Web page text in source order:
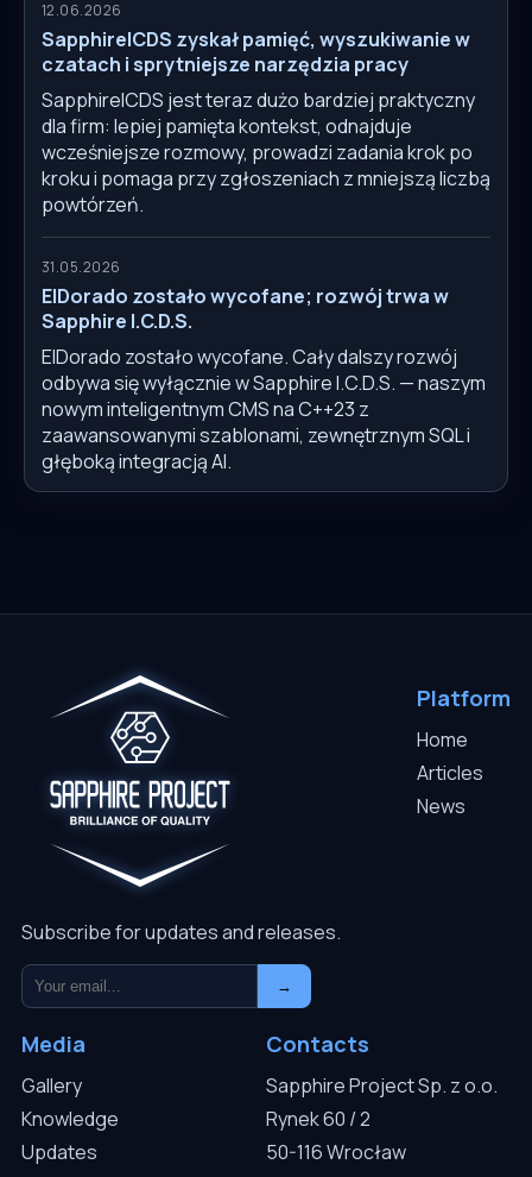
12.06.2026
SapphireICDS zyskał pamięć, wyszukiwanie w
czatach i sprytniejsze narzędzia pracy
SapphireICDS jest teraz dużo bardziej praktyczny
dla firm: lepiej pamięta kontekst, odnajduje
wcześniejsze rozmowy, prowadzi zadania krok po
kroku i pomaga przy zgłoszeniach z mniejszą liczbą
powtórzeń.
31.05.2026
ElDorado zostało wycofane; rozwój trwa w
Sapphire I.C.D.S.
ElDorado zostało wycofane. Cały dalszy rozwój
odbywa się wyłącznie w Sapphire I.C.D.S. — naszym
nowym inteligentnym CMS na C++23 z
zaawansowanymi szablonami, zewnętrznym SQL i
głęboką integracją AI.
Subscribe for updates and releases.
→
Platform
Home
Articles
News
Media
Gallery
Knowledge
Updates
Contacts
Sapphire Project Sp. z o.o.
Rynek 60 / 2
50-116 Wrocław